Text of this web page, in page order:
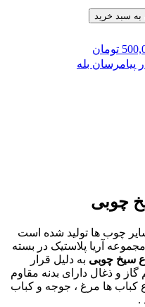
به سبد خرید
پیامرسان بله
چوبی
چوب ها تولید شده است
آریا پلاستیک در بسته
سیخ چوبی به دلیل قرار
و ذغال دارای بدنه مقاوم
کباب ها مرغ ، جوجه و کباب
.